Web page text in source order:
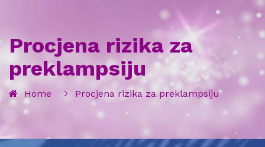
Procjena rizika za
preklampsiju
Home Procjena rizika za preklampsiju